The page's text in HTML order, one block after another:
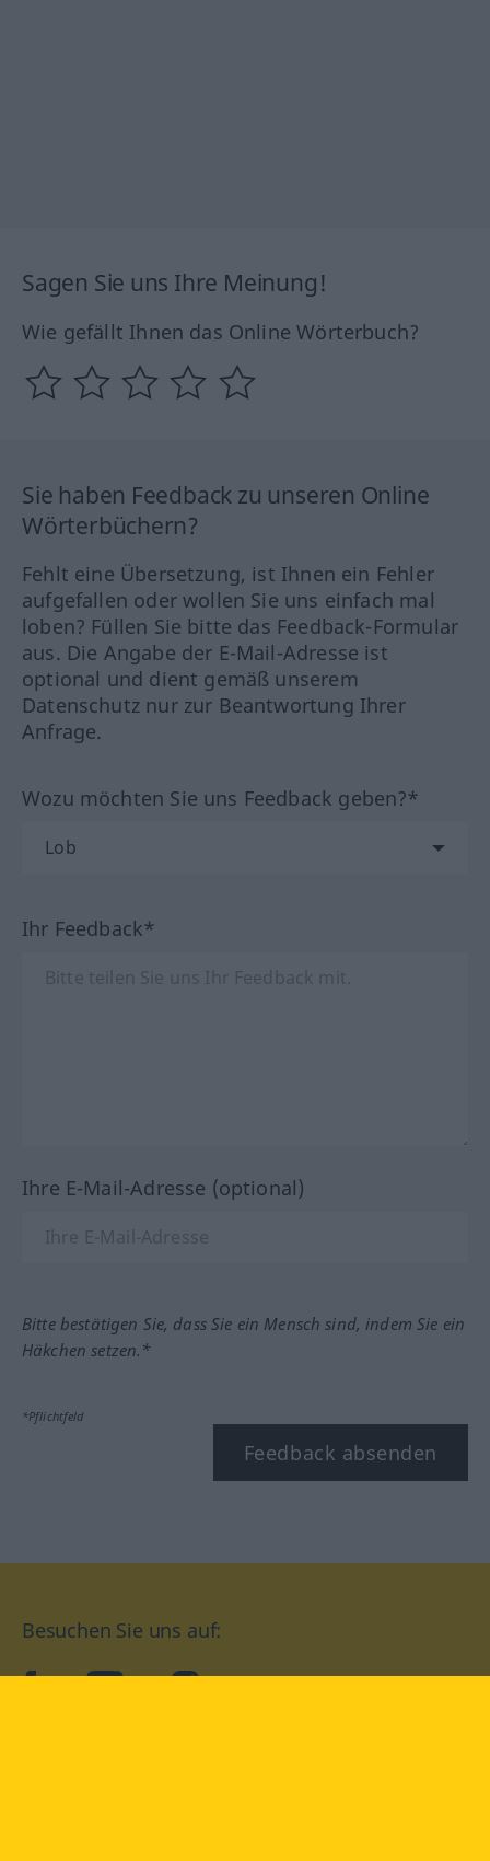
Sagen Sie uns Ihre Meinung!
Wie gefällt Ihnen das Online Wörterbuch?
Sie haben Feedback zu unseren Online
Wörterbüchern?
Fehlt eine Übersetzung, ist Ihnen ein Fehler
aufgefallen oder wollen Sie uns einfach mal
loben? Füllen Sie bitte das Feedback-Formular
aus. Die Angabe der E-Mail-Adresse ist
optional und dient gemäß unserem
Datenschutz nur zur Beantwortung Ihrer
Anfrage.
Wozu möchten Sie uns Feedback geben?*
Ihr Feedback*
Ihre E-Mail-Adresse (optional)
Bitte bestätigen Sie, dass Sie ein Mensch sind, indem Sie ein
Häkchen setzen.*
*Pflichtfeld
Feedback absenden
Besuchen Sie uns auf:
facebookYouTube Instagram